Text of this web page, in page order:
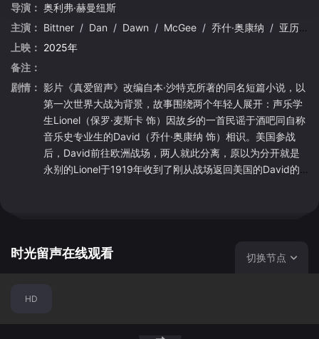
导演： 奥利弗·赫曼纽斯
主演： Bittner / Dan / Dawn / McGee / 乔什·奥康纳 / 亚历山德罗·贝德蒂
上映： 2025年
备注：
剧情： 影片《真爱留声》改编自本·沙特克所著的同名短篇小说，以
第一次世界大战为背景，故事围绕两个年轻人展开：声乐学
生Lionel（保罗·麦斯卡 饰）因故乡的一首民谣于酒吧同自称
音乐史专业生的David（乔什·奥康纳 饰）相识。美国参战
后，David前往欧洲战场，两人就此分离，原以为分开就是
永别的Lionel于1919年收到了刚从战场返回美国的David的
的秘密在53年后的寄过来的圆筒唱片中被揭晓，在唱片里，
时光留声在线观看 切换节点
HD